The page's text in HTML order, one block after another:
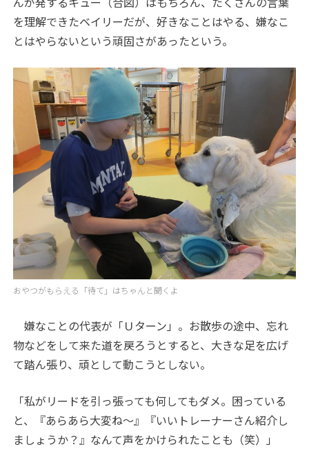
を理解できたベイリーだが、好きなことはやる、嫌なこ
とはやらないという頑固さがあったという。
おやつがもらえる「待て」はちゃんと聞くよ
嫌なことの代表が「Ｕターン」。お散歩の途中、忘れ
物などをして来た道を戻ろうとすると、大きな足を広げ
て踏ん張り、頑として動こうとしない。
「私がリードを引っ張っても何してもダメ。困っている
と、『あらあら大変ね～』『いいトレーナーさん紹介し
ましょうか？』なんて声をかけられたことも（笑）」